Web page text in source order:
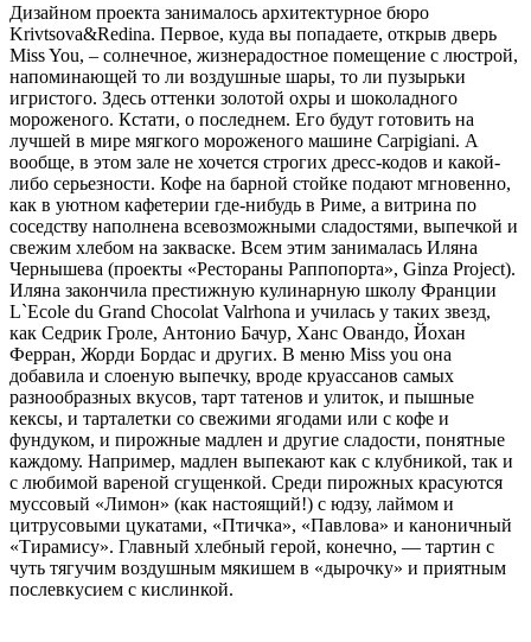
Дизайном проекта занималось архитектурное бюро
Krivtsova&Redina. Первое, куда вы попадаете, открыв дверь
Miss You, – солнечное, жизнерадостное помещение с люстрой,
напоминающей то ли воздушные шары, то ли пузырьки
игристого. Здесь оттенки золотой охры и шоколадного
мороженого. Кстати, о последнем. Его будут готовить на
лучшей в мире мягкого мороженого машине Carpigiani. А
вообще, в этом зале не хочется строгих дресс-кодов и какой-
либо серьезности. Кофе на барной стойке подают мгновенно,
как в уютном кафетерии где-нибудь в Риме, а витрина по
соседству наполнена всевозможными сладостями, выпечкой и
свежим хлебом на закваске. Всем этим занималась Иляна
Чернышева (проекты «Рестораны Раппопорта», Ginza Project).
Иляна закончила престижную кулинарную школу Франции
L`Ecole du Grand Chocolat Valrhona и училась у таких звезд,
как Седрик Гроле, Антонио Бачур, Ханс Овандо, Йохан
Ферран, Жорди Бордас и других. В меню Miss you она
добавила и слоеную выпечку, вроде круассанов самых
разнообразных вкусов, тарт татенов и улиток, и пышные
кексы, и тарталетки со свежими ягодами или с кофе и
фундуком, и пирожные мадлен и другие сладости, понятные
каждому. Например, мадлен выпекают как с клубникой, так и
с любимой вареной сгущенкой. Среди пирожных красуются
муссовый «Лимон» (как настоящий!) с юдзу, лаймом и
цитрусовыми цукатами, «Птичка», «Павлова» и каноничный
«Тирамису». Главный хлебный герой, конечно, — тартин с
чуть тягучим воздушным мякишем в «дырочку» и приятным
послевкусием с кислинкой.